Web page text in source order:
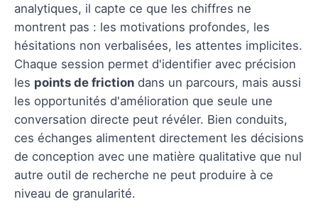
analytiques, il capte ce que les chiffres ne
montrent pas : les motivations profondes, les
hésitations non verbalisées, les attentes implicites.
Chaque session permet d'identifier avec précision
les points de friction dans un parcours, mais aussi
les opportunités d'amélioration que seule une
conversation directe peut révéler. Bien conduits,
ces échanges alimentent directement les décisions
de conception avec une matière qualitative que nul
autre outil de recherche ne peut produire à ce
niveau de granularité.